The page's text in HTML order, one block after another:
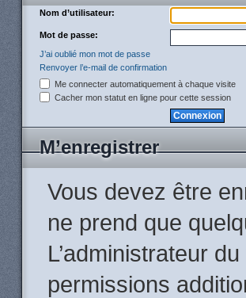
Nom d’utilisateur:
Mot de passe:
J’ai oublié mon mot de passe
Renvoyer l’e-mail de confirmation
Me connecter automatiquement à chaque visite
Cacher mon statut en ligne pour cette session
M’enregistrer
Vous devez être
ne prend que
L’administrateur
permissions